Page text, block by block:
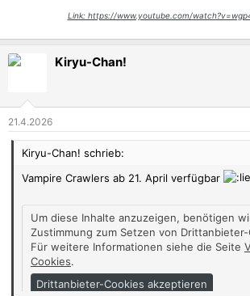
Link: https://www.youtube.com/
Kiryu-Chan!
21.4.2026
Kiryu-Chan! schrieb:
Vampire Crawlers ab 21. April verfügbar
Um diese Inhalte anzuzeigen, benötigen
Zustimmung zum Setzen von Drittanbieter-
Für weitere Informationen siehe die Seite
Cookies.
Drittanbieter-Cookies akzeptieren